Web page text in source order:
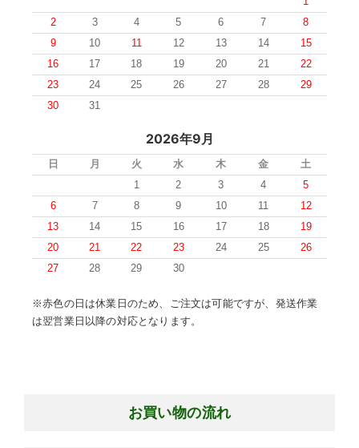
2
3 4 5 6 7
8
9
10 11 12 13 14
15
16
17 18 19 20 21
22
23
24 25 26 27 28
29
30
31
2026年9月
日 月 火 水 木 金
土
1
2 3 4
5
6
7 8 9 10 11
12
13
14 15 16 17 18
19
20
21 22 23 24 25
26
27
28 29 30
※赤色の日は休業日のため、ご注文は可能ですが、発送作業
は翌営業日以降の対応となります。
お買い物の流れ